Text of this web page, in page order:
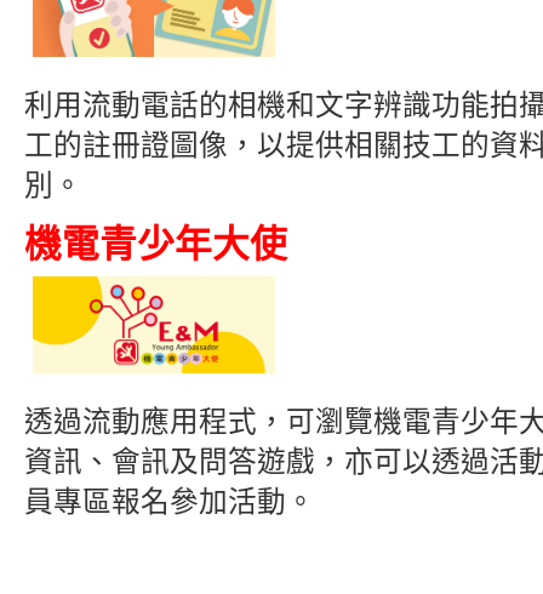
利用流動電話的相機和文字辨識功能拍
工的註冊證圖像，以提供相關技工的資
別。
機電青少年大使
透過流動應用程式，可瀏覽機電青少年
資訊、會訊及問答遊戲，亦可以透過活
員專區報名參加活動。